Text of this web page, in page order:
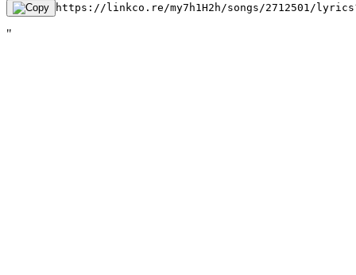
https://linkco.re/my7h1H2h/songs/2712501/
"